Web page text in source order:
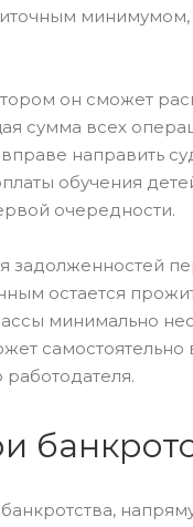
минимумом,
он сможет
сумма всех
направить
обучения
очередности.
задолженностей
остается
минимально
самостоятельно